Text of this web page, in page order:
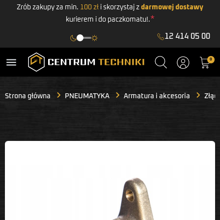
Zrób zakupy za min. 100 zł i skorzystaj z darmowej dostawy
kurierem i do paczkomatu!.*
12 414 05 00
menu 0
Strona główna PNEUMATYKA Armatura i akcesoria